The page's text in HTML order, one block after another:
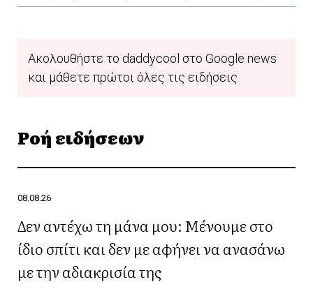
Ακολουθήστε το daddycool στο Google news
και μάθετε πρώτοι όλες τις ειδήσεις
Ροή ειδήσεων
08.08.26
Δεν αντέχω τη μάνα μου: Μένουμε στο
ίδιο σπίτι και δεν με αφήνει να ανασάνω
με την αδιακρισία της